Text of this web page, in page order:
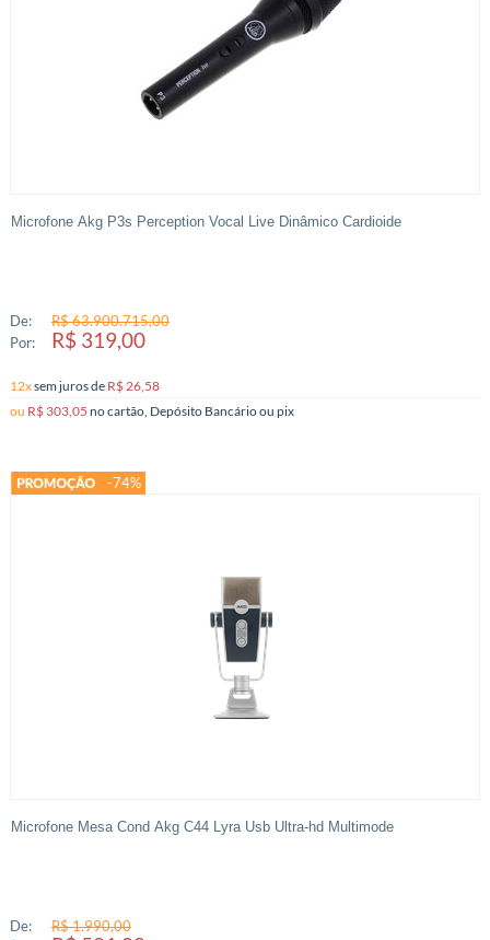
Microfone Akg P3s Perception Vocal Live Dinâmico Cardioide
De:
R$ 63.900.715,00
Por:
R$ 319,00
12xsem jurosde R$ 26,58
ou R$ 303,05 no cartão, Depósito Bancário ou pix
-74%
Microfone Mesa Cond Akg C44 Lyra Usb Ultra-hd Multimode
De:
R$ 1.990,00